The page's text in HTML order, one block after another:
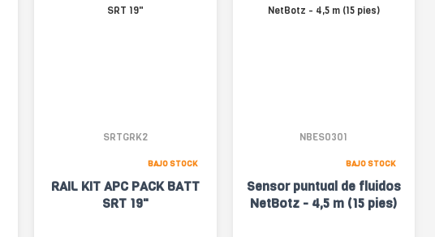
SRTGRK2
BAJO STOCK
RAIL KIT APC PACK BATT
SRT 19"
NBES0301
BAJO STOCK
Sensor puntual de fluidos
NetBotz - 4,5 m (15 pies)